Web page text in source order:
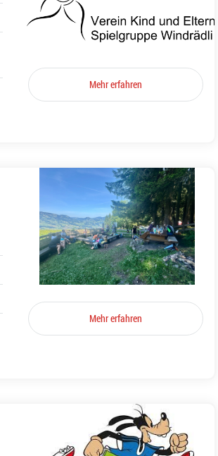
Mehr erfahren
Mehr erfahren